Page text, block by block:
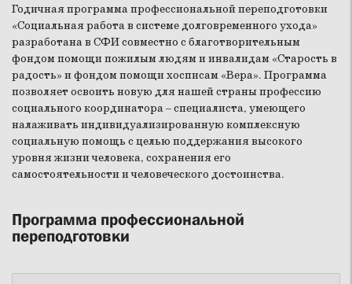
Годичная программа профессиональной переподготовки
«Социальная работа в системе долговременного ухода»
разработана в СФИ совместно с благотворительным
фондом помощи пожилым людям и инвалидам «Старость в
радость» и фондом помощи хосписам «Вера». Программа
позволяет освоить новую для нашей страны профессию
социального координатора – специалиста, умеющего
налаживать индивидуализированную комплексную
социальную помощь с целью поддержания высокого
уровня жизни человека, сохранения его
самостоятельности и человеческого достоинства.
Программа профессиональной
переподготовки